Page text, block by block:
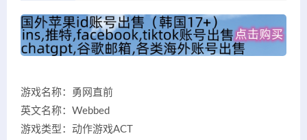
游戏名称：勇网直前
英文名称：Webbed
游戏类型：动作游戏ACT